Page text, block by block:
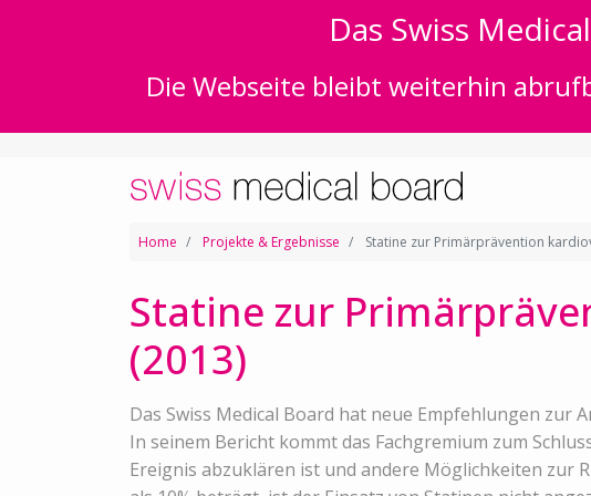
Das Swiss
Die Webseite bleibt weiterhin
Home Projekte & Ergebnisse Statine zur Primärprävention
Statine zur
(2013)
Das Swiss Medical Board hat neue Empfehlungen
In seinem Bericht kommt das Fachgremium zum
Ereignis abzuklären ist und andere Möglichkeiten zur